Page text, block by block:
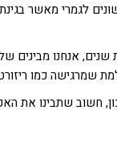
לגמרי מאשר
שנים, אנחנו
שמרגישה כמו
חשוב שתבינו את